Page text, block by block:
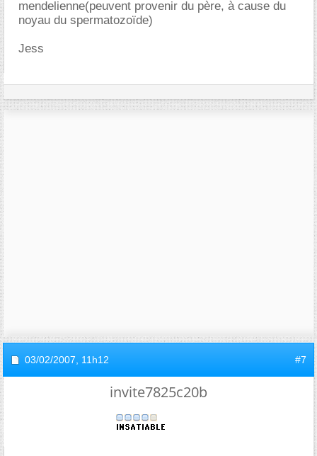
mendelienne(peuvent provenir du père, à cause du
noyau du spermatozoïde)
Jess
03/02/2007, 11h12 #7
invite7825c20b